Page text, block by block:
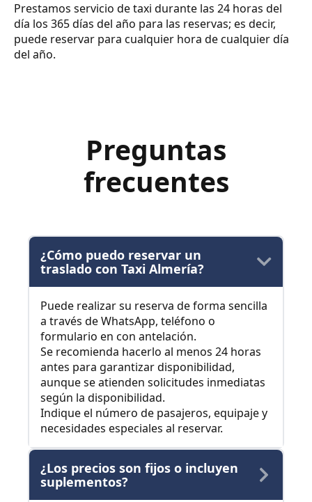
Prestamos servicio de taxi durante las 24 horas del
día los 365 días del año para las reservas; es decir,
puede reservar para cualquier hora de cualquier día
del año.
Preguntas
frecuentes
¿Cómo puedo reservar un
traslado con Taxi Almería?
Puede realizar su reserva de forma sencilla
a través de WhatsApp, teléfono o
formulario en con antelación.
Se recomienda hacerlo al menos 24 horas
antes para garantizar disponibilidad,
aunque se atienden solicitudes inmediatas
según la disponibilidad.
Indique el número de pasajeros, equipaje y
necesidades especiales al reservar.
¿Los precios son fijos o incluyen
suplementos?